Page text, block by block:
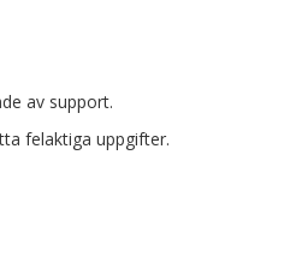
av support.
felaktiga uppgifter.